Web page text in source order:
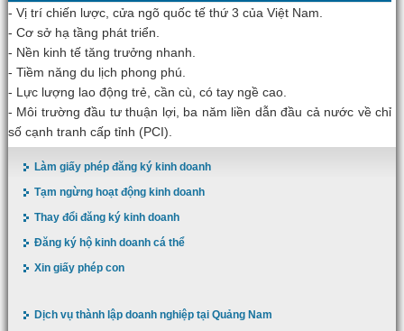
- Vị trí chiến lược, cửa ngõ quốc tế thứ 3 của Việt Nam.
- Cơ sở hạ tầng phát triển.
- Nền kinh tế tăng trưởng nhanh.
- Tiềm năng du lịch phong phú.
- Lực lượng lao động trẻ, cần cù, có tay ngề cao.
- Môi trường đầu tư thuận lợi, ba năm liền dẫn đầu cả nước về chỉ
số cạnh tranh cấp tỉnh (PCI).
Làm giấy phép đăng ký kinh doanh
Tạm ngừng hoạt động kinh doanh
Thay đổi đăng ký kinh doanh
Đăng ký hộ kinh doanh cá thể
Xin giấy phép con
Dịch vụ thành lập doanh nghiệp tại Quảng Nam